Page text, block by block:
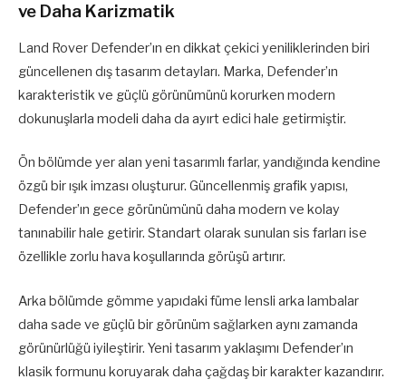
ve Daha Karizmatik
Land Rover Defender’ın en dikkat çekici yeniliklerinden biri
güncellenen dış tasarım detayları. Marka, Defender’ın
karakteristik ve güçlü görünümünü korurken modern
dokunuşlarla modeli daha da ayırt edici hale getirmiştir.
Ön bölümde yer alan yeni tasarımlı farlar, yandığında kendine
özgü bir ışık imzası oluşturur. Güncellenmiş grafik yapısı,
Defender’ın gece görünümünü daha modern ve kolay
tanınabilir hale getirir. Standart olarak sunulan sis farları ise
özellikle zorlu hava koşullarında görüşü artırır.
Arka bölümde gömme yapıdaki füme lensli arka lambalar
daha sade ve güçlü bir görünüm sağlarken aynı zamanda
görünürlüğü iyileştirir. Yeni tasarım yaklaşımı Defender’ın
klasik formunu koruyarak daha çağdaş bir karakter kazandırır.